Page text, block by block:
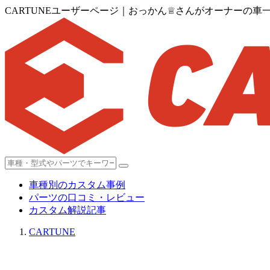
CARTUNEユーザーページ｜おっかん♕さんがオーナーの車
車種別のカスタム事例
パーツの口コミ・レビュー
カスタム解説記事
CARTUNE